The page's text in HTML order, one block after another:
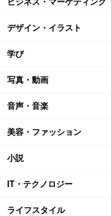
デザイン・イラスト
学び
写真・動画
音声・音楽
美容・ファッション
小説
IT・テクノロジー
ライフスタイル